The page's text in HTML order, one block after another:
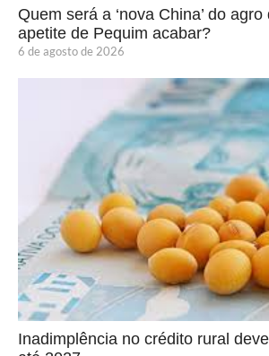
Quem será a ‘nova China’ do
apetite de Pequim acabar?
6 de agosto de 2026
Inadimplência no crédito rural